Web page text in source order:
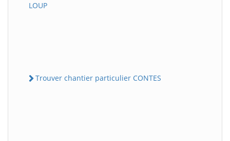
LOUP
Trouver chantier particulier CONTES